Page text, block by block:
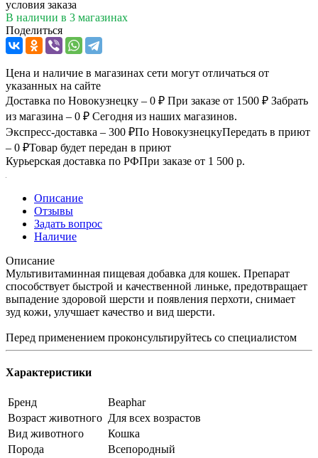
условия заказа
В наличии в 3 магазинах
Поделиться
Цена и наличие в магазинах сети могут отличаться от
указанных на сайте
Доставка по Новокузнецку – 0 ₽ При заказе от 1500 ₽ Забрать
из магазина – 0 ₽ Сегодня из наших магазинов.
Экспресс-доставка – 300 ₽По НовокузнецкуПередать в приют
– 0 ₽Товар будет передан в приют
Курьерская доставка по РФПри заказе от 1 500 р.
Описание
Отзывы
Задать вопрос
Наличие
Описание
Мультивитаминная пищевая добавка для кошек. Препарат
способствует быстрой и качественной линьке, предотвращает
выпадение здоровой шерсти и появления перхоти, снимает
зуд кожи, улучшает качество и вид шерсти.
Перед применением проконсультируйтесь со специалистом
Характеристики
Бренд
Beaphar
Возраст животного Для всех возрастов
Вид животного
Кошка
Порода
Всепородный